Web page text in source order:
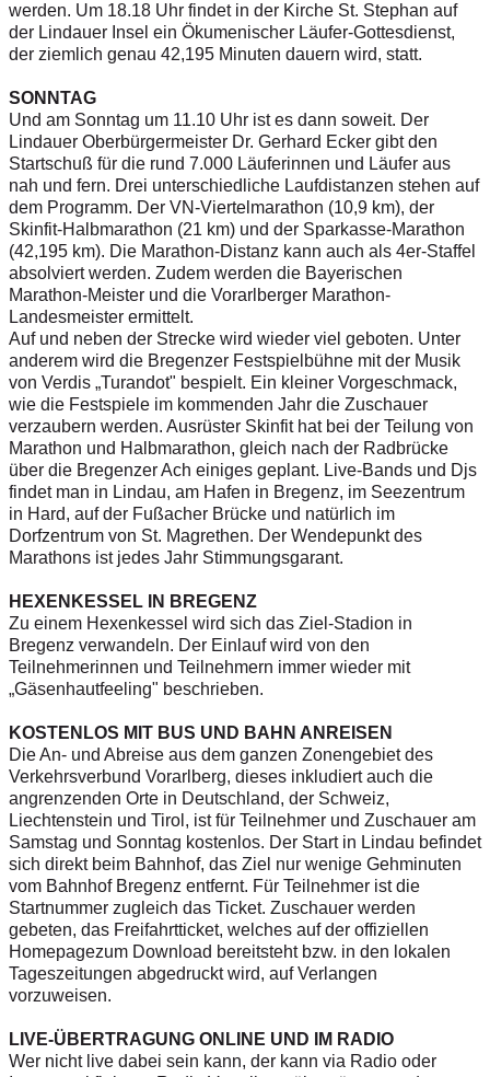
werden. Um 18.18 Uhr findet in der Kirche St. Stephan auf
der Lindauer Insel ein Ökumenischer Läufer-Gottesdienst,
der ziemlich genau 42,195 Minuten dauern wird, statt.
SONNTAG
Und am Sonntag um 11.10 Uhr ist es dann soweit. Der
Lindauer Oberbürgermeister Dr. Gerhard Ecker gibt den
Startschuß für die rund 7.000 Läuferinnen und Läufer aus
nah und fern. Drei unterschiedliche Laufdistanzen stehen auf
dem Programm. Der VN-Viertelmarathon (10,9 km), der
Skinfit-Halbmarathon (21 km) und der Sparkasse-Marathon
(42,195 km). Die Marathon-Distanz kann auch als 4er-Staffel
absolviert werden. Zudem werden die Bayerischen
Marathon-Meister und die Vorarlberger Marathon-
Landesmeister ermittelt.
Auf und neben der Strecke wird wieder viel geboten. Unter
anderem wird die Bregenzer Festspielbühne mit der Musik
von Verdis „Turandot" bespielt. Ein kleiner Vorgeschmack,
wie die Festspiele im kommenden Jahr die Zuschauer
verzaubern werden. Ausrüster Skinfit hat bei der Teilung von
Marathon und Halbmarathon, gleich nach der Radbrücke
über die Bregenzer Ach einiges geplant. Live-Bands und Djs
findet man in Lindau, am Hafen in Bregenz, im Seezentrum
in Hard, auf der Fußacher Brücke und natürlich im
Dorfzentrum von St. Magrethen. Der Wendepunkt des
Marathons ist jedes Jahr Stimmungsgarant.
HEXENKESSEL IN BREGENZ
Zu einem Hexenkessel wird sich das Ziel-Stadion in
Bregenz verwandeln. Der Einlauf wird von den
Teilnehmerinnen und Teilnehmern immer wieder mit
„Gäsenhautfeeling" beschrieben.
KOSTENLOS MIT BUS UND BAHN ANREISEN
Die An- und Abreise aus dem ganzen Zonengebiet des
Verkehrsverbund Vorarlberg, dieses inkludiert auch die
angrenzenden Orte in Deutschland, der Schweiz,
Liechtenstein und Tirol, ist für Teilnehmer und Zuschauer am
Samstag und Sonntag kostenlos. Der Start in Lindau befindet
sich direkt beim Bahnhof, das Ziel nur wenige Gehminuten
vom Bahnhof Bregenz entfernt. Für Teilnehmer ist die
Startnummer zugleich das Ticket. Zuschauer werden
gebeten, das Freifahrtticket, welches auf der offiziellen
Homepagezum Download bereitsteht bzw. in den lokalen
Tageszeitungen abgedruckt wird, auf Verlangen
vorzuweisen.
LIVE-ÜBERTRAGUNG ONLINE UND IM RADIO
Wer nicht live dabei sein kann, der kann via Radio oder